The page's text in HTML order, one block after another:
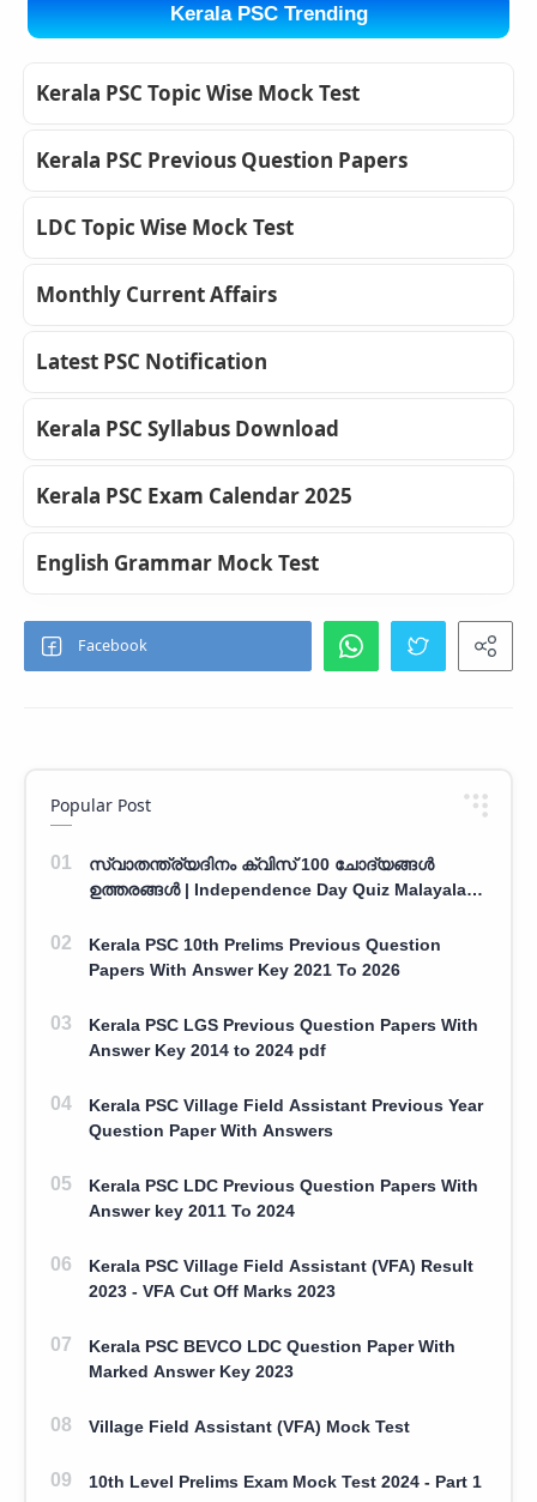
Kerala PSC Trending
Kerala PSC Topic Wise Mock Test
Kerala PSC Previous Question Papers
LDC Topic Wise Mock Test
Monthly Current Affairs
Latest PSC Notification
Kerala PSC Syllabus Download
Kerala PSC Exam Calendar 2025
English Grammar Mock Test
Popular Post
സ്വാതന്ത്ര്യദിനം ക്വിസ് 100 ചോദ്യങ്ങൾ
ഉത്തരങ്ങൾ | Independence Day Quiz Malayalam
Kerala PSC 10th Prelims Previous Question
Papers With Answer Key 2021 To 2026
Kerala PSC LGS Previous Question Papers With
Answer Key 2014 to 2024 pdf
Kerala PSC Village Field Assistant Previous Year
Question Paper With Answers
Kerala PSC LDC Previous Question Papers With
Answer key 2011 To 2024
Kerala PSC Village Field Assistant (VFA) Result
2023 - VFA Cut Off Marks 2023
Kerala PSC BEVCO LDC Question Paper With
Marked Answer Key 2023
Village Field Assistant (VFA) Mock Test
10th Level Prelims Exam Mock Test 2024 - Part 1